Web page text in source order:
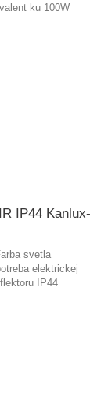
ku 100W
IP44 Kanlux-
svetla
elektrickej
IP44